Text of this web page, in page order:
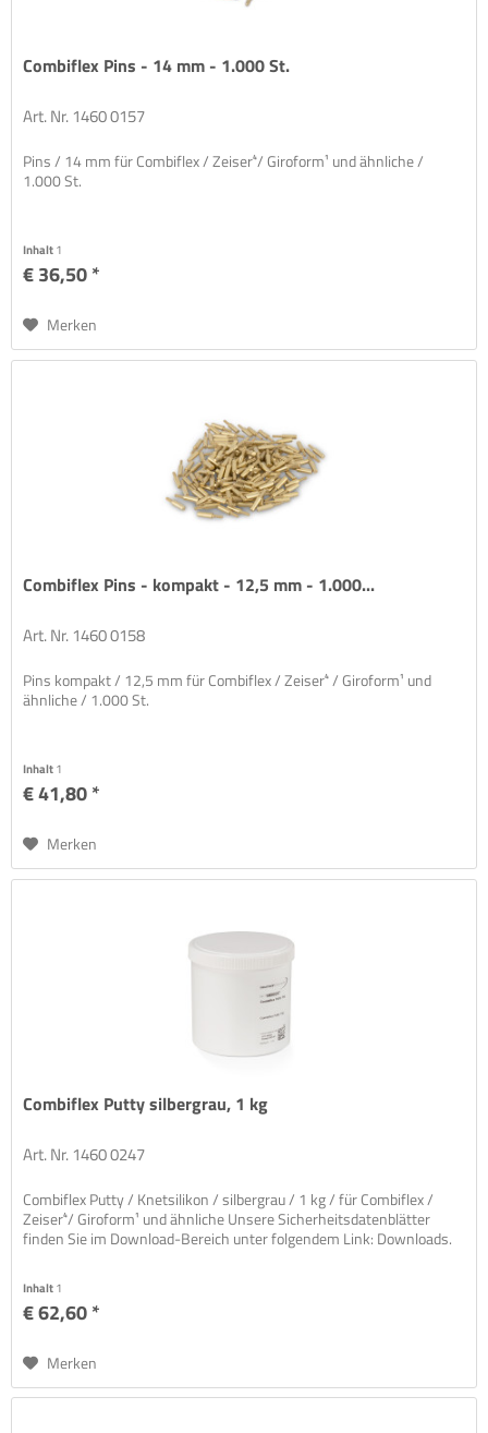
Combiflex Pins - 14 mm - 1.000 St.
Art. Nr. 1460 0157
Pins / 14 mm für Combiflex / Zeiser⁴/ Giroform¹ und ähnliche /
1.000 St.
Inhalt1
€ 36,50 *
Merken
Combiflex Pins - kompakt - 12,5 mm - 1.000...
Art. Nr. 1460 0158
Pins kompakt / 12,5 mm für Combiflex / Zeiser⁴ / Giroform¹ und
ähnliche / 1.000 St.
Inhalt1
€ 41,80 *
Merken
Combiflex Putty silbergrau, 1 kg
Art. Nr. 1460 0247
Combiflex Putty / Knetsilikon / silbergrau / 1 kg / für Combiflex /
Zeiser⁴/ Giroform¹ und ähnliche Unsere Sicherheitsdatenblätter
finden Sie im Download-Bereich unter folgendem Link: Downloads.
Inhalt1
€ 62,60 *
Merken